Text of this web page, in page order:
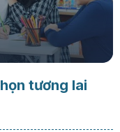
tương lai